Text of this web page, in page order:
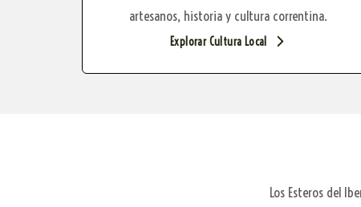
artesanos, historia y cultura correntina.
Explorar Cultura Local
Los Esteros del